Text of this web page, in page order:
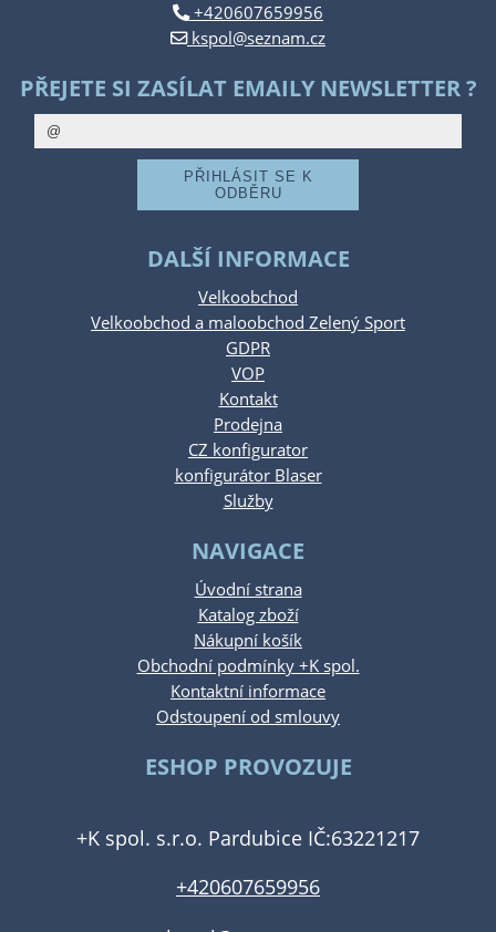
+420607659956
kspol@seznam.cz
PŘEJETE SI ZASÍLAT EMAILY NEWSLETTER ?
DALŠÍ INFORMACE
Velkoobchod
Velkoobchod a maloobchod Zelený Sport
GDPR
VOP
Kontakt
Prodejna
CZ konfigurator
konfigurátor Blaser
Služby
NAVIGACE
Úvodní strana
Katalog zboží
Nákupní košík
Obchodní podmínky +K spol.
Kontaktní informace
Odstoupení od smlouvy
ESHOP PROVOZUJE
+K spol. s.r.o. Pardubice IČ:63221217
+420607659956